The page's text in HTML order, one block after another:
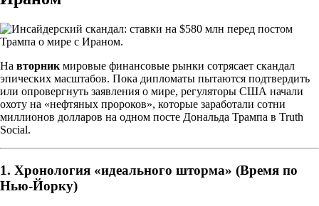
На вторник мировые финансовые рынки сотрясает скандал
эпических масштабов. Пока дипломаты пытаются подтвердить
или опровергнуть заявления о мире, регуляторы США начали
охоту на «нефтяных пророков», которые заработали сотни
миллионов долларов на одном посте Дональда Трампа в Truth
Social.
1. Хронология «идеального шторма» (Время по
Нью-Йорку)